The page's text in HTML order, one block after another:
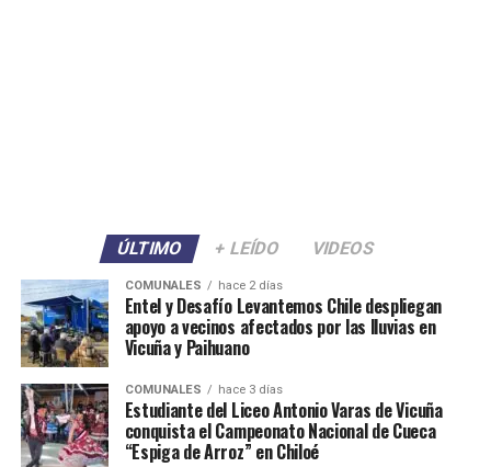
ÚLTIMO + LEÍDO VIDEOS
COMUNALES hace 2 días
Entel y Desafío Levantemos Chile despliegan
apoyo a vecinos afectados por las lluvias en
Vicuña y Paihuano
COMUNALES hace 3 días
Estudiante del Liceo Antonio Varas de Vicuña
conquista el Campeonato Nacional de Cueca
“Espiga de Arroz” en Chiloé